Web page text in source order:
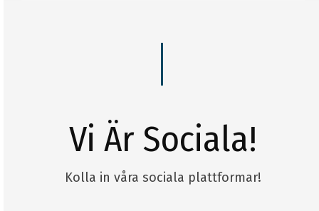
Vi Är Sociala!
Kolla in våra sociala plattformar!